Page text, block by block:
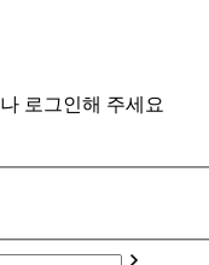
로그인해 주세요